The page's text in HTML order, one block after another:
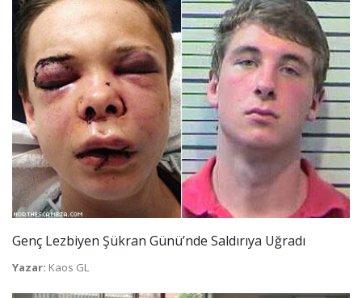
Genç Lezbiyen Şükran Günü’nde Saldırıya Uğradı
Yazar: Kaos GL